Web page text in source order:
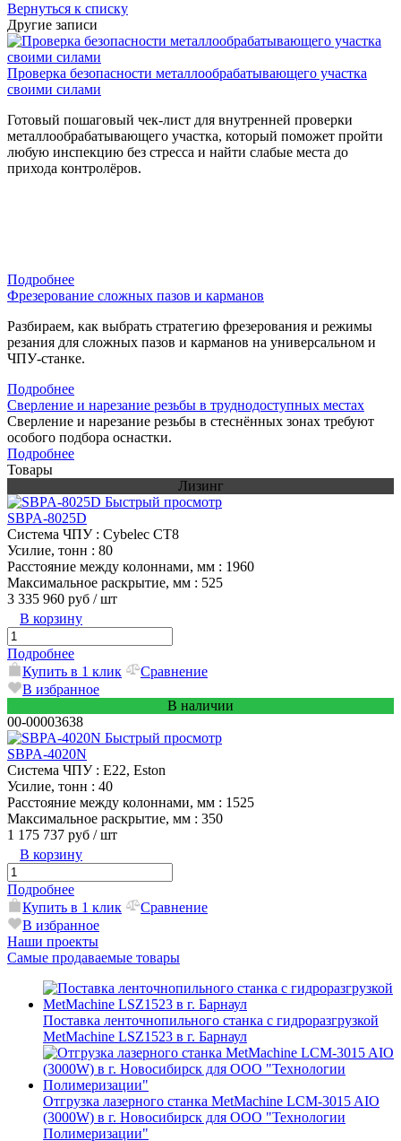
Вернуться к списку
Другие записи
Проверка безопасности металлообрабатывающего участка
своими силами
Готовый пошаговый чек-лист для внутренней проверки
металлообрабатывающего участка, который поможет пройти
любую инспекцию без стресса и найти слабые места до
прихода контролёров.
Подробнее
Фрезерование сложных пазов и карманов
Разбираем, как выбрать стратегию фрезерования и режимы
резания для сложных пазов и карманов на универсальном и
ЧПУ-станке.
Подробнее
Сверление и нарезание резьбы в труднодоступных местах
Сверление и нарезание резьбы в стеснённых зонах требуют
особого подбора оснастки.
Подробнее
Товары
Лизинг
Быстрый просмотр
SBPA-8025D
Система ЧПУ: Cybelec CT8
Усилие, тонн : 80
Расстояние между колоннами, мм : 1960
Максимальное раскрытие, мм : 525
3 335 960 руб / шт
В корзину
Подробнее
Купить в 1 клик
Сравнение
В избранное
В наличии
00-00003638
Быстрый просмотр
SBPA-4020N
Система ЧПУ: E22, Eston
Усилие, тонн : 40
Расстояние между колоннами, мм : 1525
Максимальное раскрытие, мм : 350
1 175 737 руб / шт
В корзину
Подробнее
Купить в 1 клик
Сравнение
В избранное
Наши проекты
Самые продаваемые товары
Поставка ленточнопильного станка c гидроразгрузкой
MetMachine LSZ1523 в г. Барнаул
Отгрузка лазерного станка MetMachine LCM-3015 AIO
(3000W) в г. Новосибирск для ООО "Технологии
Полимеризации"